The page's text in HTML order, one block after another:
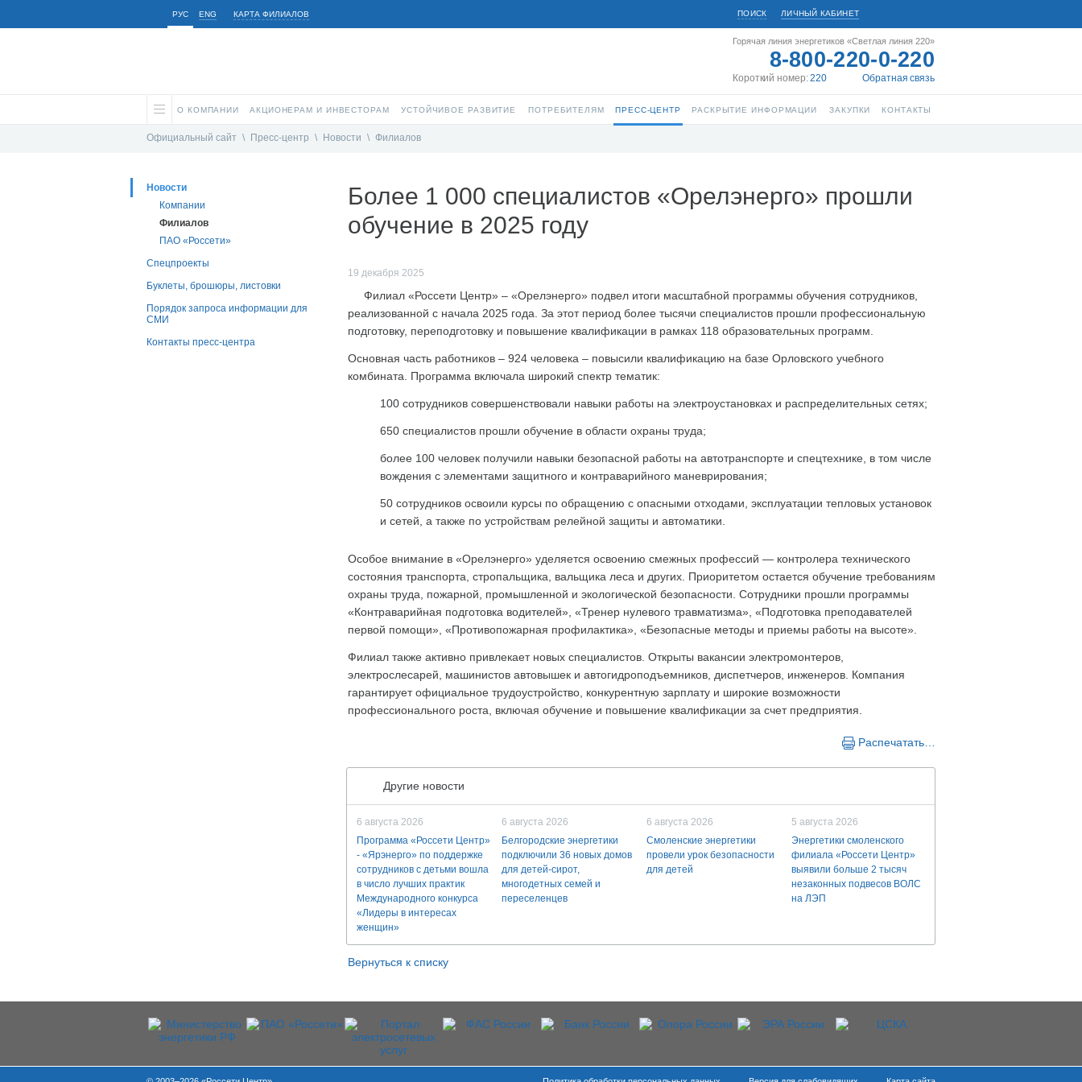
РУС ENG КАРТА ФИЛИАЛОВ ЛИЧНЫЙ КАБИНЕТ
ПОИСК
Горячая линия энергетиков «Светлая линия 220»
8-800-220-0-220
Короткий номер:220 Обратная связь
О КОМПАНИИ АКЦИОНЕРАМ И ИНВЕСТОРАМ УСТОЙЧИВОЕ РАЗВИТИЕ ПОТРЕБИТЕЛЯМ ПРЕСС-ЦЕНТР РАСКРЫТИЕ ИНФОРМАЦИИ ЗАКУПКИ КОНТАКТЫ
Официальный сайт \ Пресс-центр \ Новости \ Филиалов
Новости
Компании
Филиалов
ПАО «Россети»
Спецпроекты
Буклеты, брошюры, листовки
Порядок запроса информации для
СМИ
Контакты пресс-центра
Более 1 000 специалистов «Орелэнерго» прошли
обучение в 2025 году
19 декабря 2025
Филиал «Россети Центр» – «Орелэнерго» подвел итоги масштабной программы обучения сотрудников,
реализованной с начала 2025 года. За этот период более тысячи специалистов прошли профессиональную
подготовку, переподготовку и повышение квалификации в рамках 118 образовательных программ.
Основная часть работников – 924 человека – повысили квалификацию на базе Орловского учебного
комбината. Программа включала широкий спектр тематик:
100 сотрудников совершенствовали навыки работы на электроустановках и распределительных сетях;
650 специалистов прошли обучение в области охраны труда;
более 100 человек получили навыки безопасной работы на автотранспорте и спецтехнике, в том числе
вождения с элементами защитного и контраварийного маневрирования;
50 сотрудников освоили курсы по обращению с опасными отходами, эксплуатации тепловых установок
и сетей, а также по устройствам релейной защиты и автоматики.
Особое внимание в «Орелэнерго» уделяется освоению смежных профессий — контролера технического
состояния транспорта, стропальщика, вальщика леса и других. Приоритетом остается обучение требованиям
охраны труда, пожарной, промышленной и экологической безопасности. Сотрудники прошли программы
«Контраварийная подготовка водителей», «Тренер нулевого травматизма», «Подготовка преподавателей
первой помощи», «Противопожарная профилактика», «Безопасные методы и приемы работы на высоте».
Филиал также активно привлекает новых специалистов. Открыты вакансии электромонтеров,
электрослесарей, машинистов автовышек и автогидроподъемников, диспетчеров, инженеров. Компания
гарантирует официальное трудоустройство, конкурентную зарплату и широкие возможности
профессионального роста, включая обучение и повышение квалификации за счет предприятия.
Распечатать…
Другие новости
6 августа 2026
Программа «Россети Центр»
- «Ярэнерго» по поддержке
сотрудников с детьми вошла
в число лучших практик
Международного конкурса
«Лидеры в интересах
женщин»
6 августа 2026
Белгородские энергетики
подключили 36 новых домов
для детей-сирот,
многодетных семей и
переселенцев
6 августа 2026
Смоленские энергетики
провели урок безопасности
для детей
5 августа 2026
Энергетики смоленского
филиала «Россети Центр»
выявили больше 2 тысяч
незаконных подвесов ВОЛС
на ЛЭП
Вернуться к списку